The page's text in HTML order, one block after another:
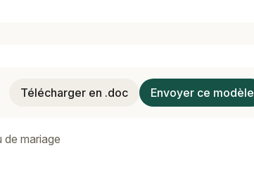
Télécharger en .doc Envoyer ce modèle
mariage